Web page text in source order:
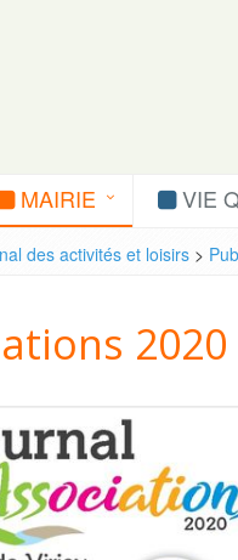
MAIRIE VIE
des activités et loisirs >
2020